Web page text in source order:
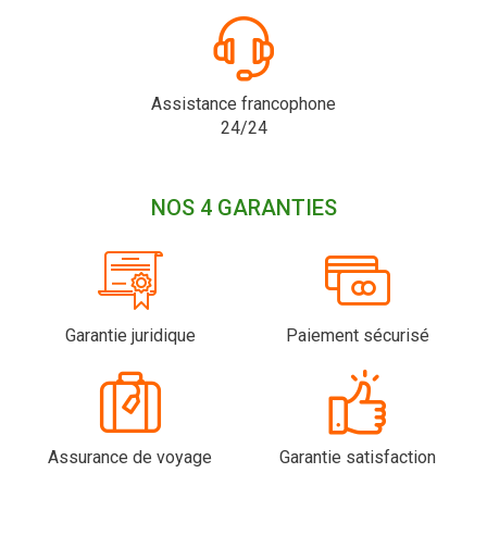
Assistance francophone
24/24
NOS 4 GARANTIES
Garantie juridique Paiement sécurisé
Assurance de voyage Garantie satisfaction